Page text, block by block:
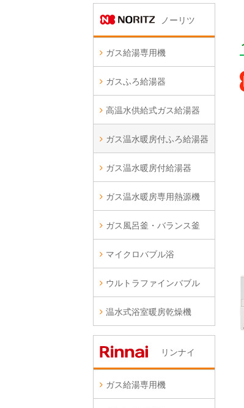
ノーリツ
ガス給湯専用機
ガスふろ給湯器
高温水供給式ガス給湯器
ガス温水暖房付ふろ給湯器
ガス温水暖房付給湯器
ガス温水暖房専用熱源機
ガス風呂釜・バランス釜
マイクロバブル浴
ウルトラファインバブル
温水式浴室暖房乾燥機
リンナイ
ガス給湯専用機